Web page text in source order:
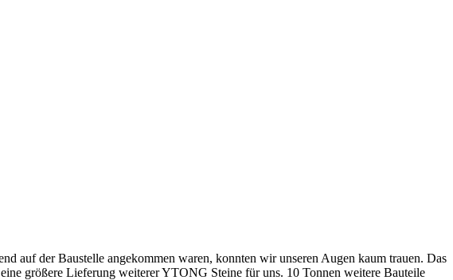
auf der Baustelle angekommen waren, konnten wir unseren Augen kaum trauen. Das
größere Lieferung weiterer YTONG Steine für uns. 10 Tonnen weitere Bauteile